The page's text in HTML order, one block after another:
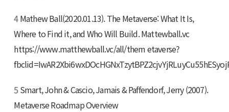
4Mathew Ball(2020.01.13). The Metaverse: What It Is,
Where to Find it, and Who Will Build. Mattewball.vc
https://www.matthewball.vc/all/them etaverse?
5Smart, John & Cascio, Jamais & Paffendorf, Jerry (2007).
Metaverse Roadmap Overview